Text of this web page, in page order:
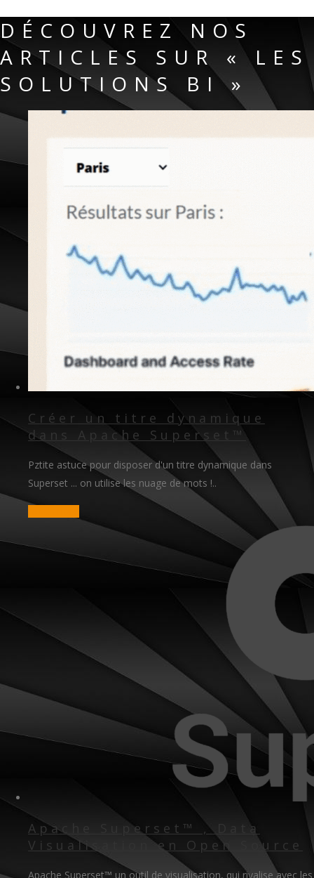
DÉCOUVREZ NOS
ARTICLES SUR « LES
SOLUTIONS BI »
Créer un titre dynamique
dans Apache Superset™
Pztite astuce pour disposer d'un titre dynamique dans
Superset ... on utilise les nuage de mots !..
Apache Superset™ , Data
Visualisation en Open Source
Apache Superset™ un outil de visualisation, qui rivalise avec les